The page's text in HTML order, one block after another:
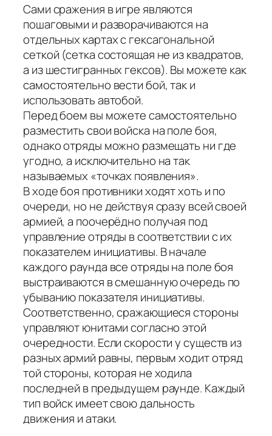
Сами сражения в игре являются
пошаговыми и разворачиваются на
отдельных картах с гексагональной
сеткой (сетка состоящая не из квадратов,
а из шестигранных гексов). Вы можете как
самостоятельно вести бой, так и
использовать автобой.
Перед боем вы можете самостоятельно
разместить свои войска на поле боя,
однако отряды можно размещать ни где
угодно, а исключительно на так
называемых «точках появления».
В ходе боя противники ходят хоть и по
очереди, но не действуя сразу всей своей
армией, а поочерёдно получая под
управление отряды в соответствии с их
показателем инициативы. В начале
каждого раунда все отряды на поле боя
выстраиваются в смешанную очередь по
убыванию показателя инициативы.
Соответственно, сражающиеся стороны
управляют юнитами согласно этой
очередности. Если скорости у существ из
разных армий равны, первым ходит отряд
той стороны, которая не ходила
последней в предыдущем раунде. Каждый
тип войск имеет свою дальность
движения и атаки.